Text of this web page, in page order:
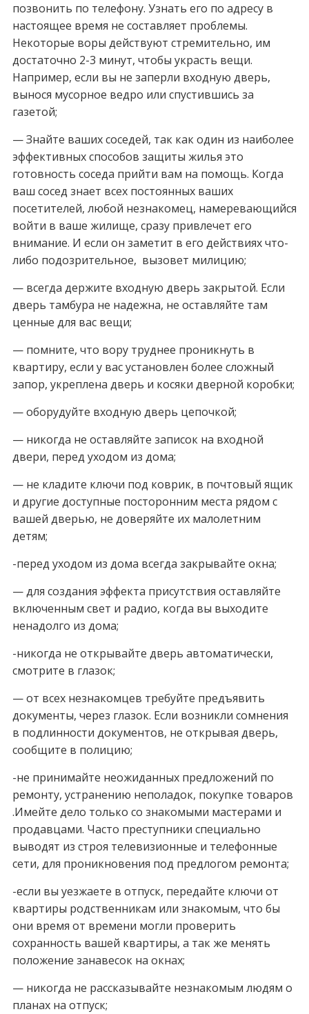
позвонить по телефону. Узнать его по адресу в
настоящее время не составляет проблемы.
Некоторые воры действуют стремительно, им
достаточно 2-3 минут, чтобы украсть вещи.
Например, если вы не заперли входную дверь,
вынося мусорное ведро или спустившись за
газетой;
— Знайте ваших соседей, так как один из наиболее
эффективных способов защиты жилья это
готовность соседа прийти вам на помощь. Когда
ваш сосед знает всех постоянных ваших
посетителей, любой незнакомец, намеревающийся
войти в ваше жилище, сразу привлечет его
внимание. И если он заметит в его действиях что-
либо подозрительное, вызовет милицию;
— всегда держите входную дверь закрытой. Если
дверь тамбура не надежна, не оставляйте там
ценные для вас вещи;
— помните, что вору труднее проникнуть в
квартиру, если у вас установлен более сложный
запор, укреплена дверь и косяки дверной коробки;
— оборудуйте входную дверь цепочкой;
— никогда не оставляйте записок на входной
двери, перед уходом из дома;
— не кладите ключи под коврик, в почтовый ящик
и другие доступные посторонним места рядом с
вашей дверью, не доверяйте их малолетним
детям;
-перед уходом из дома всегда закрывайте окна;
— для создания эффекта присутствия оставляйте
включенным свет и радио, когда вы выходите
ненадолго из дома;
-никогда не открывайте дверь автоматически,
смотрите в глазок;
— от всех незнакомцев требуйте предъявить
документы, через глазок. Если возникли сомнения
в подлинности документов, не открывая дверь,
сообщите в полицию;
-не принимайте неожиданных предложений по
ремонту, устранению неполадок, покупке товаров
.Имейте дело только со знакомыми мастерами и
продавцами. Часто преступники специально
выводят из строя телевизионные и телефонные
сети, для проникновения под предлогом ремонта;
-если вы уезжаете в отпуск, передайте ключи от
квартиры родственникам или знакомым, что бы
они время от времени могли проверить
сохранность вашей квартиры, а так же менять
положение занавесок на окнах;
— никогда не рассказывайте незнакомым людям о
планах на отпуск;